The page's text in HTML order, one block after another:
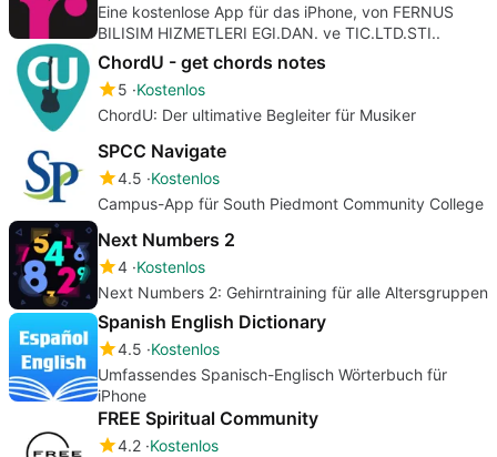
Eine kostenlose App für das iPhone, von FERNUS
BILISIM HIZMETLERI EGI.DAN. ve TIC.LTD.STI..
ChordU - get chords notes
5 Kostenlos
ChordU: Der ultimative Begleiter für Musiker
SPCC Navigate
4.5 Kostenlos
Campus-App für South Piedmont Community College
Next Numbers 2
4 Kostenlos
Next Numbers 2: Gehirntraining für alle Altersgruppen
Spanish English Dictionary
4.5 Kostenlos
Umfassendes Spanisch-Englisch Wörterbuch für
iPhone
FREE Spiritual Community
4.2 Kostenlos